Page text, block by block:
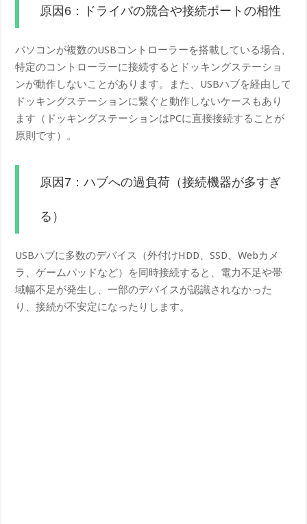
原因6：ドライバの競合や接続ポートの相性
パソコンが複数のUSBコントローラーを搭載している場合、
特定のコントローラーに接続するとドッキングステーショ
ンが動作しないことがあります。また、USBハブを経由して
ドッキングステーションに繋ぐと動作しないケースもあり
ます（ドッキングステーションはPCに直接接続することが
原則です）。
原因7：ハブへの過負荷（接続機器が多すぎ
る）
USBハブに多数のデバイス（外付けHDD、SSD、Webカメ
ラ、ゲームパッドなど）を同時接続すると、電力不足や帯
域幅不足が発生し、一部のデバイスが認識されなかった
り、接続が不安定になったりします。